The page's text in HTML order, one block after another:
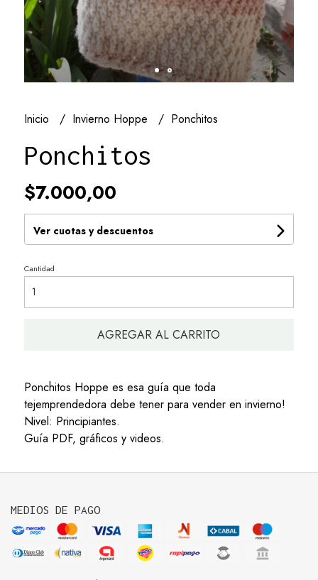
Inicio Invierno Hoppe Ponchitos
Ponchitos
$7.000,00
Ver cuotas y descuentos
Cantidad
AGREGAR AL CARRITO
Ponchitos Hoppe es esa guía que toda
tejemprendedora debe tener para vender en invierno!
Nivel: Principiantes.
Guía PDF, gráficos y videos.
MEDIOS DE PAGO